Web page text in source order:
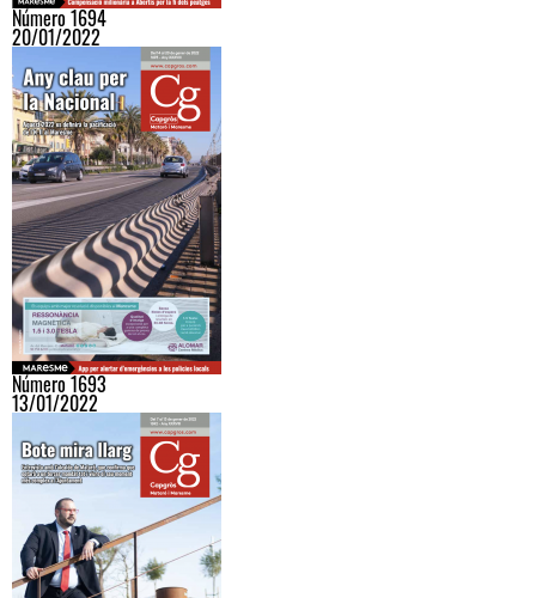
Número 1694
20/01/2022
Número 1693
13/01/2022